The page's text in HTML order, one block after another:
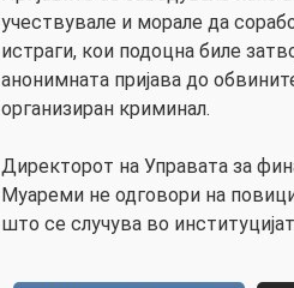
учествувале и морале да
истраги, кои подоцна биле
анонимната пријава до
организиран криминал.
Директорот на Управата за
Муареми не одговори на
што се случува во